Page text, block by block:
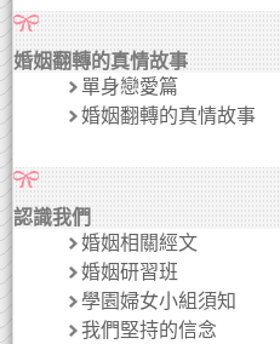
婚姻翻轉的真情故事
單身戀愛篇
婚姻翻轉的真情故事
認識我們
婚姻相關經文
婚姻研習班
學園婦女小組須知
我們堅持的信念